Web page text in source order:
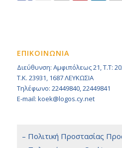
ΕΠΙΚΟΙΝΩΝΙΑ
Διεύθυνση: Αμφιπόλεως 21, Τ.Τ:
Τ.Κ. 23931, 1687 ΛΕΥΚΩΣΙΑ
Τηλέφωνο: 22449840, 22449841
E-mail: koek@logos.cy.net
– Πολιτική Προστασίας